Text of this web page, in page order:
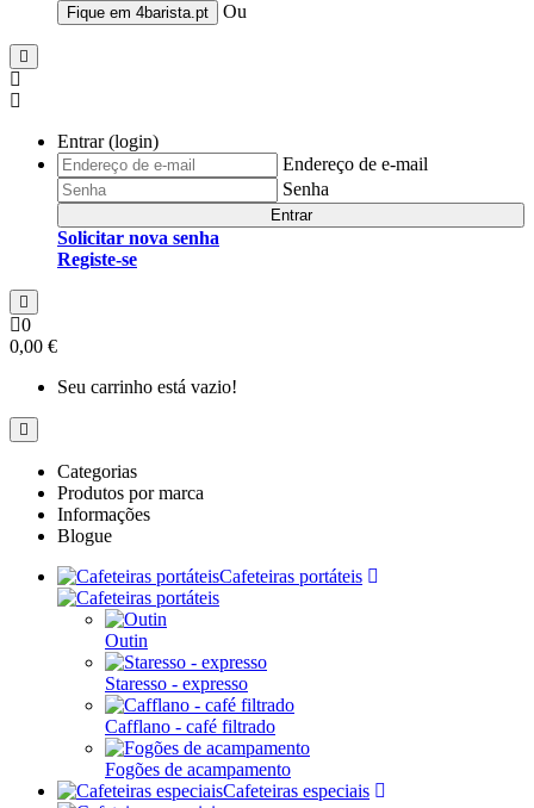
Fique em 4barista.pt Ou
Entrar (login)
Endereço de e-mail
Senha
Entrar
Solicitar nova senha
Registe-se
0
0,00 €
Seu carrinho está vazio!
Categorias
Produtos por marca
Informações
Blogue
Cafeteiras portáteis
Outin
Staresso - expresso
Cafflano - café filtrado
Fogões de acampamento
Cafeteiras especiais